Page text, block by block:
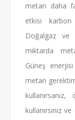
metan daha
etkisi
Doğalgaz ve
miktarda
Güneş
metan
kullanırsınız